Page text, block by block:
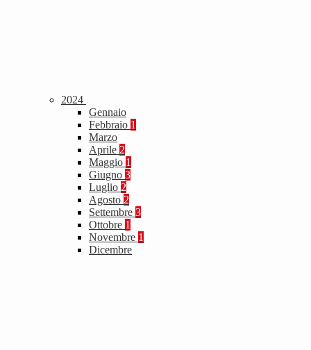
2024
Gennaio
Febbraio 1
Marzo
Aprile 2
Maggio 1
Giugno 3
Luglio 2
Agosto 2
Settembre 3
Ottobre 1
Novembre 1
Dicembre